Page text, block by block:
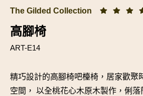
The Gilded Collection
高腳椅
ART-E14
精巧設計的高腳椅吧檯椅，居家歡聚
空間， 以全桃花心木原木製作，俐